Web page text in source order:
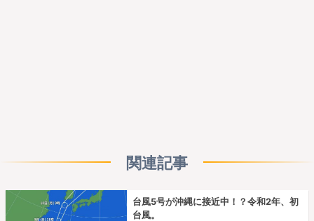
関連記事
台風5号が沖縄に接近中！？令和2年、初
台風。